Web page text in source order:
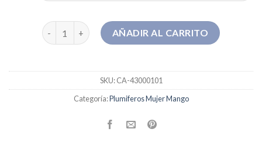
plumiferos mujer mango cantidad
AÑADIR AL CARRITO
SKU:CA-43000101
Categoría:Plumiferos Mujer Mango